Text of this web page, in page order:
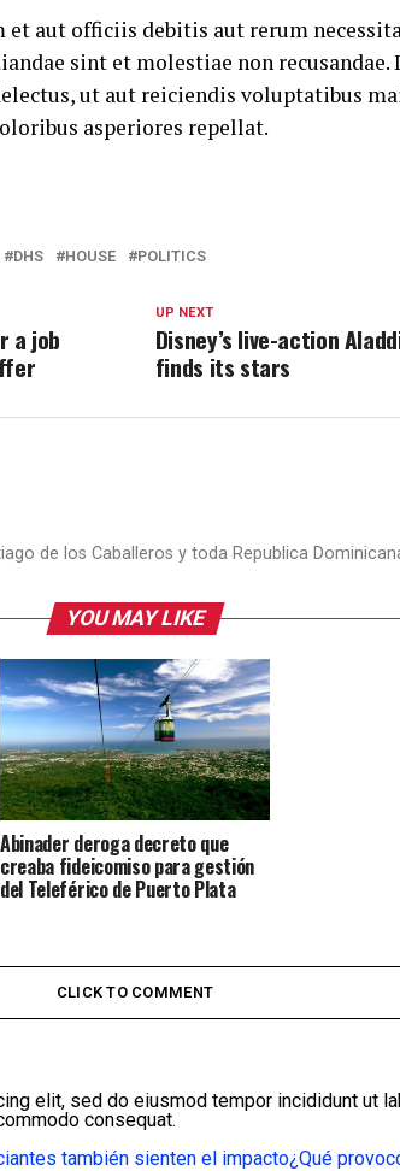
et aut officiis debitis aut rerum
sint et molestiae non recusandae.
ut aut reiciendis voluptatibus
asperiores repellat.
DHS HOUSE POLITICS
UP NEXT
Disney’s live-action
finds its stars
a job
de los Caballeros y toda Republica
YOU MAY LIKE
Abinader deroga decreto que
creaba fideicomiso para gestión
del Teleférico de Puerto Plata
CLICK TO COMMENT
elit, sed do eiusmod tempor incididunt ut
consequat.
también sienten el impacto¿Qué